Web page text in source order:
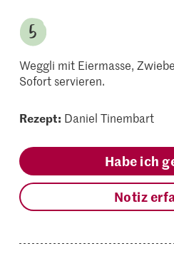
Weggli mit Eiermasse,
Sofort servieren.
Rezept: Daniel Tinembart
Habe ich
Notiz